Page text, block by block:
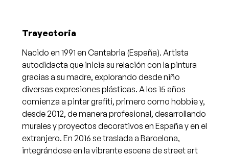
Trayectoria
Nacido en 1991 en Cantabria (España). Artista
autodidacta que inicia su relación con la pintura
gracias a su madre, explorando desde niño
diversas expresiones plásticas. A los 15 años
comienza a pintar grafiti, primero como hobbie y,
desde 2012, de manera profesional, desarrollando
murales y proyectos decorativos en España y en el
extranjero. En 2016 se traslada a Barcelona,
integrándose en la vibrante escena de street art